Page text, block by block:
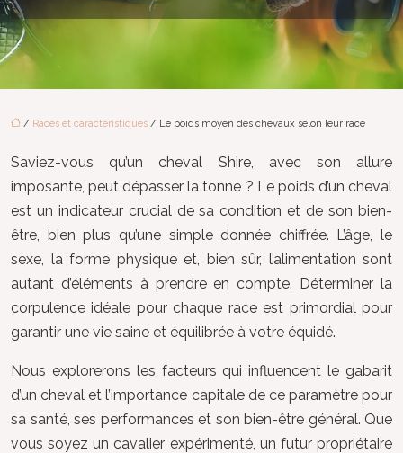
/ Races et caractéristiques / Le poids moyen des chevaux selon leur race
Saviez-vous qu’un cheval Shire, avec son allure
imposante, peut dépasser la tonne ? Le poids d’un cheval
est un indicateur crucial de sa condition et de son bien-
être, bien plus qu’une simple donnée chiffrée. L’âge, le
sexe, la forme physique et, bien sûr, l’alimentation sont
autant d’éléments à prendre en compte. Déterminer la
corpulence idéale pour chaque race est primordial pour
garantir une vie saine et équilibrée à votre équidé.
Nous explorerons les facteurs qui influencent le gabarit
d’un cheval et l’importance capitale de ce paramètre pour
sa santé, ses performances et son bien-être général. Que
vous soyez un cavalier expérimenté, un futur propriétaire